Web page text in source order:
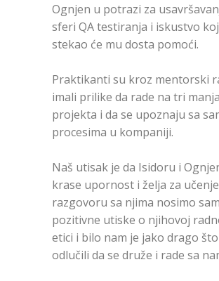
Ognjen u potrazi za
sferi QA testiranja i iskustvo
stekao će mu dosta pomoći.
Praktikanti su kroz mentorski
imali prilike da rade na tri manja
projekta i da se upoznaju sa
procesima u kompaniji.
Naš utisak je da Isidoru i
krase upornost i želja za
razgovoru sa njima nosimo
pozitivne utiske o njihovoj
etici i bilo nam je jako drago
odlučili da se druže i rade sa